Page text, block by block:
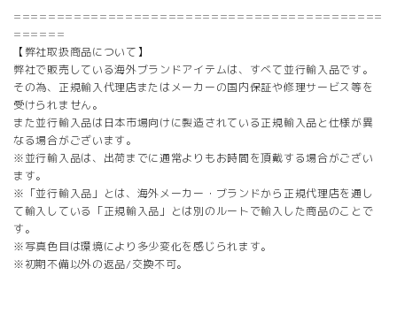
===========================================
======
【弊社取扱商品について】
弊社で販売している海外ブランドアイテムは、すべて並行輸入品です。
その為、正規輸入代理店またはメーカーの国内保証や修理サービス等を
受けられません。
また並行輸入品は日本市場向けに製造されている正規輸入品と仕様が異
なる場合がございます。
※並行輸入品は、出荷までに通常よりもお時間を頂戴する場合がござい
ます。
※「並行輸入品」とは、海外メーカー・ブランドから正規代理店を通し
て輸入している「正規輸入品」とは別のルートで輸入した商品のことで
す。
※写真色目は環境により多少変化を感じられます。
※初期不備以外の返品/交換不可。